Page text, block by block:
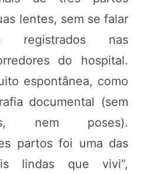
lentes, sem se falar
registrados nas
do hospital.
espontânea, como
documental (sem
nem poses).
partos foi uma das
lindas que vivi”,